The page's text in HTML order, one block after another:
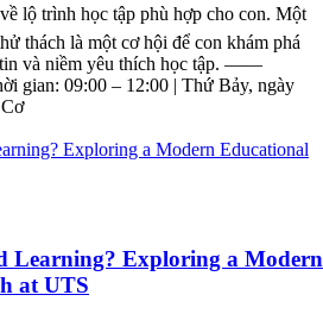
lộ trình học tập phù hợp cho con. Một
thách là một cơ hội để con khám phá
và niềm yêu thích học tập. ——
gian: 09:00 – 12:00 | Thứ Bảy, ngày
Learning? Exploring a Modern
at UTS